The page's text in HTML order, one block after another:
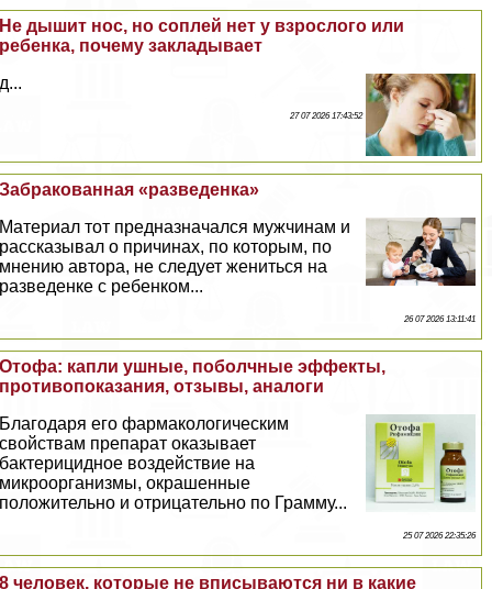
Не дышит нос, но соплей нет у взрослого или
ребенка, почему закладывает
д...
27 07 2026 17:43:52
Забpaкованная «разведенка»
Материал тот предназначался мужчинам и
рассказывал о причинах, по которым, по
мнению автора, не следует жениться на
разведенке с ребенком...
26 07 2026 13:11:41
Отофа: капли ушные, поболчные эффекты,
противопоказания, отзывы, аналоги
Благодаря его фармакологическим
свойствам препарат оказывает
бактерицидное воздействие на
микроорганизмы, окрашенные
положительно и отрицательно по Грамму...
25 07 2026 22:35:26
8 человек, которые не вписываются ни в какие